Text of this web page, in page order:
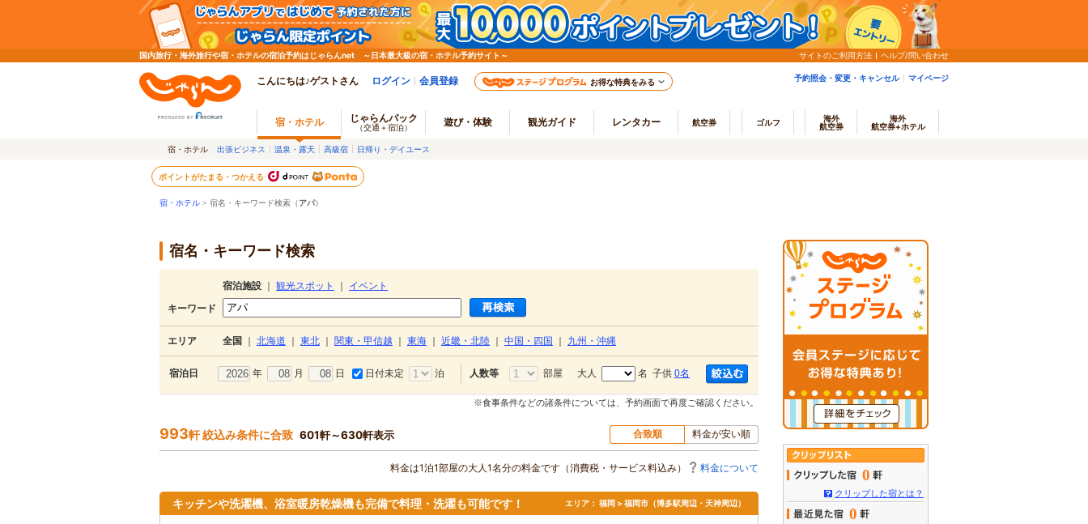
国内旅行・海外旅行や宿・ホテルの宿泊予約はじゃらんnet ～日本最大級の宿・ホテル予約サイト～ サイトのご利用方法 ヘルプ/問い合わせ
こんにちは♪ゲストさん ログイン 会員登録 お得な特典をみる 予約照会・変更・キャンセル マイページ
宿・ホテル じゃらんパック
（交通＋宿泊） 遊び・体験 観光ガイド レンタカー 航空券 ゴルフ
海外
航空券
海外
航空券+ホテル
宿・ホテル 出張ビジネス 温泉・露天 高級宿 日帰り・デイユース
ポイントがたまる・つかえる
宿・ホテル > 宿名・キーワード検索（アパ）
宿名・キーワード検索
宿泊施設 観光スポット
イベント
キーワード
エリア 全国 北海道 東北 関東・甲信越 東海 近畿・北陸 中国・四国 九州・沖縄
宿泊日 年 月 日 日付未定 泊 人数等 部屋 大人 名 子供 0名
※食事条件などの諸条件については、予約画面で再度ご確認ください。
993軒 絞込み条件に合致 601軒～630軒表示 合致順 料金が安い順
料金は1泊1部屋の大人1名分の料金です（消費税・サービス料込み） 料金について
キッチンや洗濯機、浴室暖房乾燥機も完備で料理・洗濯も可能です！ エリア： 福岡 > 福岡市（博多駅周辺・天神周辺）
0
クリップした宿とは？
0